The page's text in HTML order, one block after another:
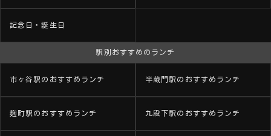
記念日・誕生日
駅別おすすめのランチ
市ヶ谷駅のおすすめランチ 半蔵門駅のおすすめランチ
麹町駅のおすすめランチ 九段下駅のおすすめランチ